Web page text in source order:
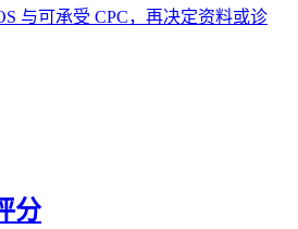
与可承受 CPC，再决定资料或诊
分